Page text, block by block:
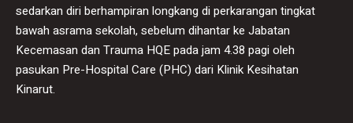
sedarkan diri berhampiran longkang di perkarangan tingkat
bawah asrama sekolah, sebelum dihantar ke Jabatan
Kecemasan dan Trauma HQE pada jam 4.38 pagi oleh
pasukan Pre-Hospital Care (PHC) dari Klinik Kesihatan
Kinarut.